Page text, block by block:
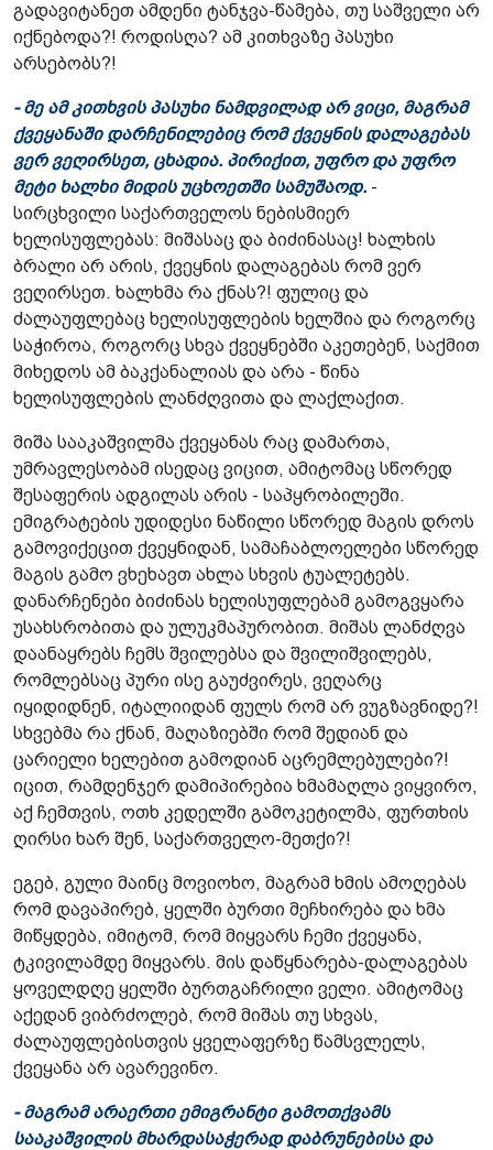
გადავიტანეთ ამდენი ტანჯვა-წამება, თუ საშველი არ
იქნებოდა?! როდისღა? ამ კითხვაზე პასუხი
არსებობს?!
- მე ამ კითხვის პასუხი ნამდვილად არ ვიცი, მაგრამ
ქვეყანაში დარჩენილებიც რომ ქვეყნის დალაგებას
ვერ ვეღირსეთ, ცხადია. პირიქით, უფრო და უფრო
მეტი ხალხი მიდის უცხოეთში სამუშაოდ. -
სირცხვილი საქართველოს ნებისმიერ
ხელისუფლებას: მიშასაც და ბიძინასაც! ხალხის
ბრალი არ არის, ქვეყნის დალაგებას რომ ვერ
ვეღირსეთ. ხალხმა რა ქნას?! ფულიც და
ძალაუფლებაც ხელისუფლების ხელშია და როგორც
საჭიროა, როგორც სხვა ქვეყნებში აკეთებენ, საქმით
მიხედოს ამ ბაკქანალიას და არა - წინა
ხელისუფლების ლანძღვითა და ლაქლაქით.
მიშა სააკაშვილმა ქვეყანას რაც დამართა,
უმრავლესობამ ისედაც ვიცით, ამიტომაც სწორედ
შესაფერის ადგილას არის - საპყრობილეში.
ემიგრატების უდიდესი ნაწილი სწორედ მაგის დროს
გამოვიქეცით ქვეყნიდან, სამაჩაბლოელები სწორედ
მაგის გამო ვხეხავთ ახლა სხვის ტუალეტებს.
დანარჩენები ბიძინას ხელისუფლებამ გამოგვყარა
უსახსრობითა და ულუკმაპურობით. მიშას ლანძღვა
დაანაყრებს ჩემს შვილებსა და შვილიშვილებს,
რომლებსაც პური ისე გაუძვირეს, ვეღარც
იყიდიდნენ, იტალიიდან ფულს რომ არ ვუგზავნიდე?!
სხვებმა რა ქნან, მაღაზიებში რომ შედიან და
ცარიელი ხელებით გამოდიან აცრემლებულები?!
იცით, რამდენჯერ დამიპირებია ხმამაღლა ვიყვირო,
აქ ჩემთვის, ოთხ კედელში გამოკეტილმა, ფურთხის
ღირსი ხარ შენ, საქართველო-მეთქი?!
ეგებ, გული მაინც მოვიოხო, მაგრამ ხმის ამოღებას
რომ დავაპირებ, ყელში ბურთი მეჩხირება და ხმა
მიწყდება, იმიტომ, რომ მიყვარს ჩემი ქვეყანა,
ტკივილამდე მიყვარს. მის დაწყნარება-დალაგებას
ყოველდღე ყელში ბურთგაჩრილი ველი. ამიტომაც
აქედან ვიბრძოლებ, რომ მიშას თუ სხვას,
ძალაუფლებისთვის ყველაფერზე წამსვლელს,
ქვეყანა არ ავარევინო.
- მაგრამ არაერთი ემიგრანტი გამოთქვამს
სააკაშვილის მხარდასაჭერად დაბრუნებისა და